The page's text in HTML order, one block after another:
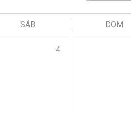
SÁB DOM
4